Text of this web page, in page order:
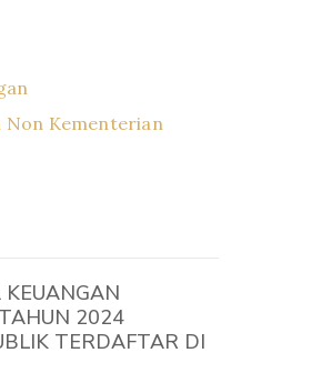
Non Kementerian
2024
TERDAFTAR DI